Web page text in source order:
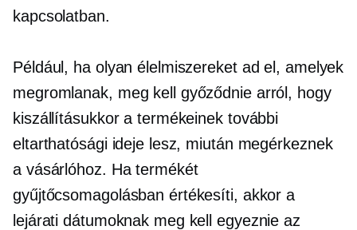
kapcsolatban.
Például, ha olyan élelmiszereket ad el, amelyek
megromlanak, meg kell győződnie arról, hogy
kiszállításukkor a termékeinek további
eltarthatósági ideje lesz, miután megérkeznek
a vásárlóhoz. Ha termékét
gyűjtőcsomagolásban értékesíti, akkor a
lejárati dátumoknak meg kell egyeznie az